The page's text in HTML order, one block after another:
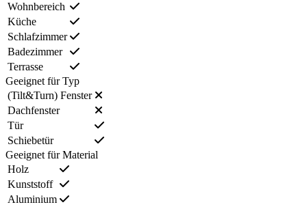
Wohnbereich
Küche
Schlafzimmer
Badezimmer
Terrasse
Geeignet für Typ
(Tilt&Turn) Fenster
Dachfenster
Tür
Schiebetür
Geeignet für Material
Holz
Kunststoff
Aluminium